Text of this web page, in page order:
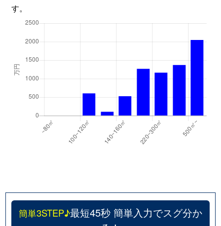
す。
簡単3STEP♪最短45秒 簡単入力でスグ分か